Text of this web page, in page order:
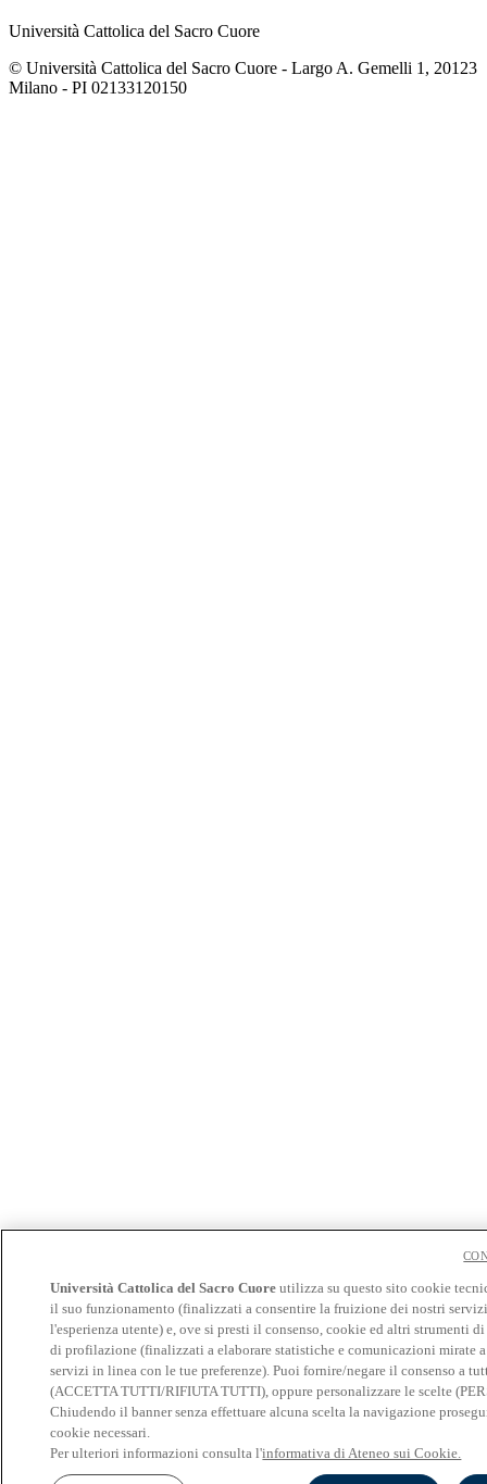
Università Cattolica del Sacro Cuore
© Università Cattolica del Sacro Cuore - Largo A. Gemelli 1, 20123
Milano - PI 02133120150
Università Cattolica del Sacro Cuore utilizza su questo sito cookie
il suo funzionamento (finalizzati a consentire la fruizione dei nostri
l'esperienza utente) e, ove si presti il consenso, cookie ed altri strumenti
di profilazione (finalizzati a elaborare statistiche e comunicazioni mirate
servizi in linea con le tue preferenze). Puoi fornire/negare il consenso a
(ACCETTA TUTTI/RIFIUTA TUTTI), oppure personalizzare le scelte
Chiudendo il banner senza effettuare alcuna scelta la navigazione
cookie necessari.
Per ulteriori informazioni consulta l'informativa di Ateneo sui Cookie.